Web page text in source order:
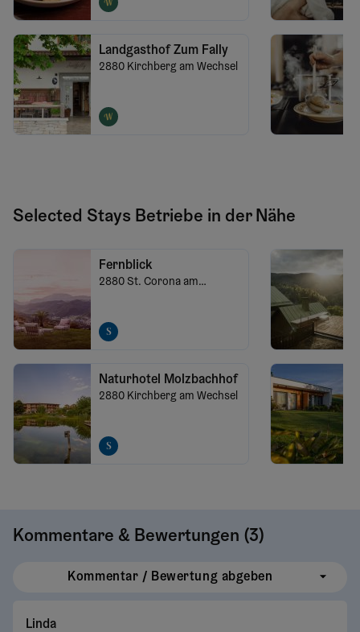
Landgasthof Zum Fally
2880 Kirchberg am Wechsel
Selected Stays Betriebe in der Nähe
Fernblick
2880 St. Corona am
Naturhotel Molzbachhof
2880 Kirchberg am Wechsel
Kommentare & Bewertungen (3)
Kommentar / Bewertung abgeben
Linda